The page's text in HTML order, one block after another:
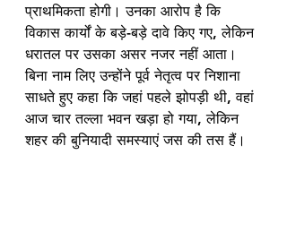
प्राथमिकता होगी। उनका आरोप है कि
विकास कार्यों के बड़े-बड़े दावे किए गए, लेकिन
धरातल पर उसका असर नजर नहीं आता।
बिना नाम लिए उन्होंने पूर्व नेतृत्व पर निशाना
साधते हुए कहा कि जहां पहले झोपड़ी थी, वहां
आज चार तल्ला भवन खड़ा हो गया, लेकिन
शहर की बुनियादी समस्याएं जस की तस हैं।